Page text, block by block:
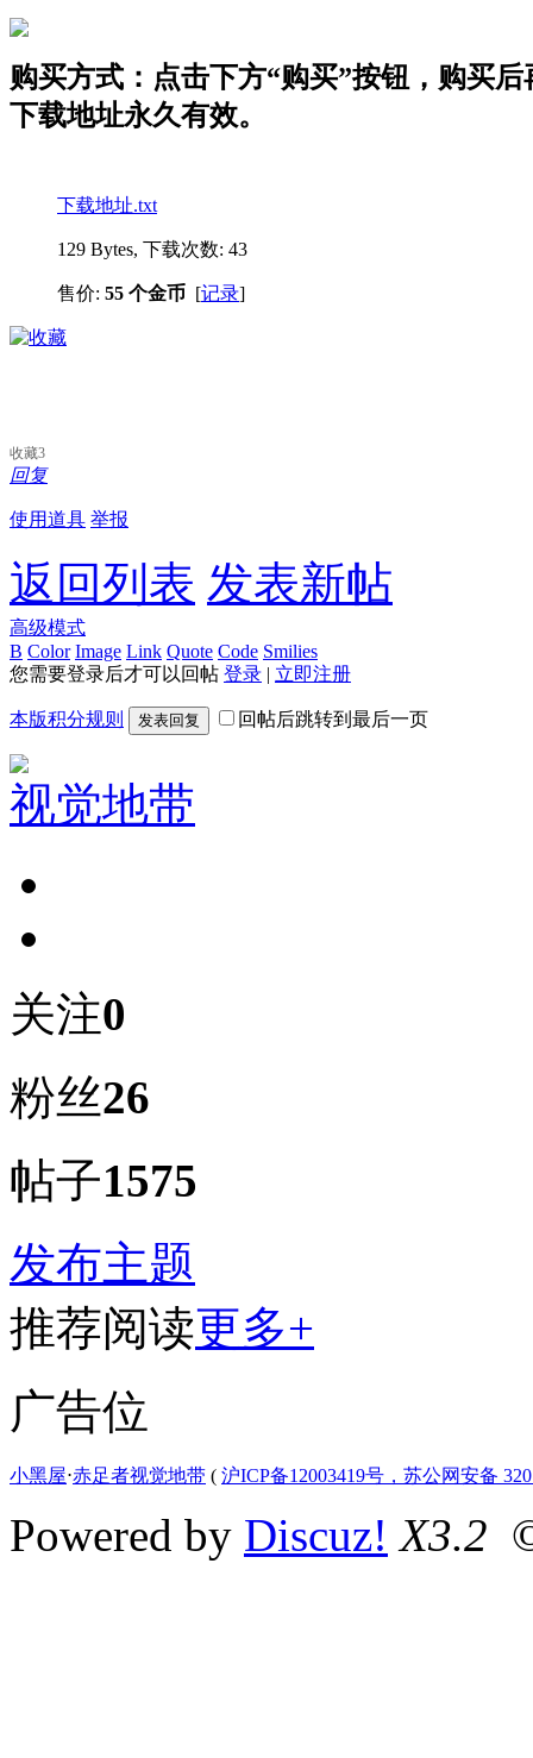
购买方式：点击下方“购买”按钮，购买
下载地址永久有效。
下载地址.txt
129 Bytes, 下载次数: 43
售价: 55 个金币 [记录]
收藏3
回复
使用道具 举报
返回列表 发表新帖
高级模式
B Color Image Link Quote Code Smilies
您需要登录后才可以回帖 登录 | 立即注册
本版积分规则 发表回复 回帖后跳转到最后一页
视觉地带
关注0
粉丝26
帖子1575
发布主题
推荐阅读更多+
广告位
小黑屋⋅赤足者视觉地带 ( 沪ICP备12003419号，苏公网安备
Powered by Discuz! X3.2